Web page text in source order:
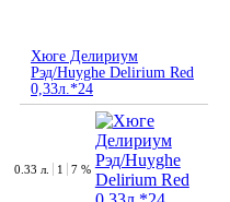
Хюге Делириум
Рэд/Huyghe Delirium Red
0,33л.*24
0.33 л. 1 7 %